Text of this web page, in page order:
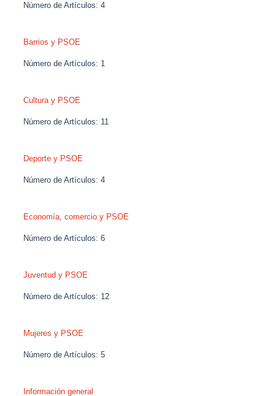
Número de Artículos: 4
Barrios y PSOE
Número de Artículos: 1
Cultura y PSOE
Número de Artículos: 11
Deporte y PSOE
Número de Artículos: 4
Economía, comercio y PSOE
Número de Artículos: 6
Juventud y PSOE
Número de Artículos: 12
Mujeres y PSOE
Número de Artículos: 5
Información general